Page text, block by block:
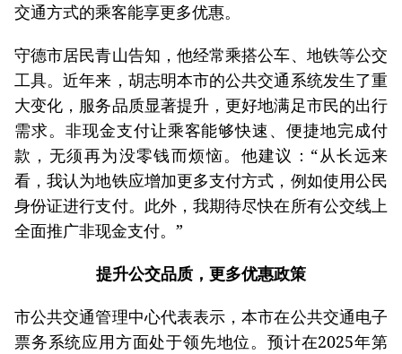
交通方式的乘客能享更多优惠。
守德市居民青山告知，他经常乘搭公车、地铁等公交
工具。近年来，胡志明本市的公共交通系统发生了重
大变化，服务品质显著提升，更好地满足市民的出行
需求。非现金支付让乘客能够快速、便捷地完成付
款，无须再为没零钱而烦恼。他建议：“从长远来
看，我认为地铁应增加更多支付方式，例如使用公民
身份证进行支付。此外，我期待尽快在所有公交线上
全面推广非现金支付。”
提升公交品质，更多优惠政策
市公共交通管理中心代表表示，本市在公共交通电子
票务系统应用方面处于领先地位。预计在2025年第